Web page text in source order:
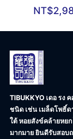
NT$
TIBUKKYO เดอ รง
ชนิด เช่น เมล็ดโพธิ์
ใต้ หอยสังข์คล้ายหย
มากมาย ยินดีรับสอบ